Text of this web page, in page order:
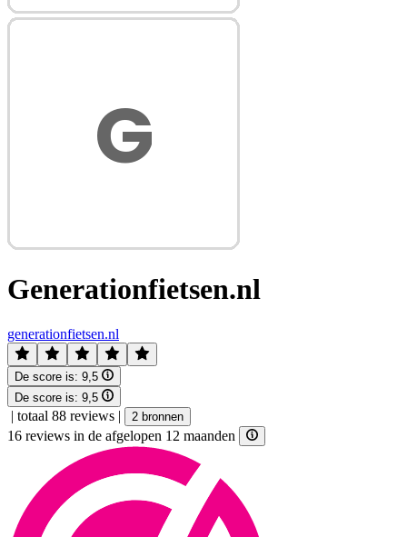
Generationfietsen.nl
generationfietsen.nl
De score is: 9,5
De score is: 9,5
| totaal 88 reviews | 2 bronnen
16 reviews in de afgelopen 12 maanden